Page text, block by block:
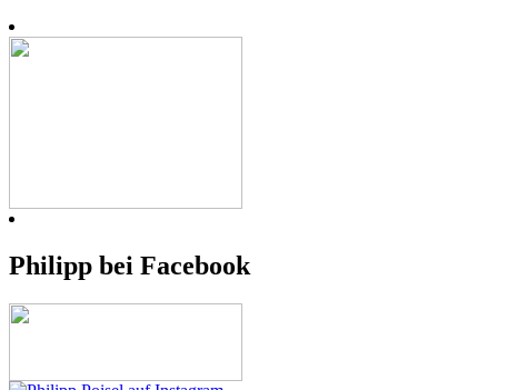
Philipp bei Facebook